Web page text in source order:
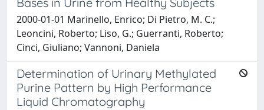
2000-01-01 Marinello, Enrico; Di Pietro, M. C.;
Leoncini, Roberto; Liso, G.; Guerranti, Roberto;
Cinci, Giuliano; Vannoni, Daniela
Determination of Urinary Methylated
Purine Pattern by High Performance
Liquid Chromatography